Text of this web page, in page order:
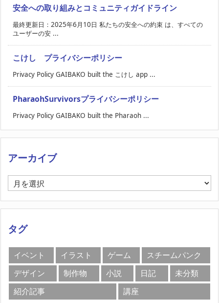
安全への取り組みとコミュニティガイドライン
最終更新日：2025年6月10日 私たちの安全への約束 は、すべての
ユーザーの安 ...
こけし プライバシーポリシー
Privacy Policy GAIBAKO built the こけし app ...
PharaohSurvivorsプライバシーポリシー
Privacy Policy GAIBAKO built the Pharaoh ...
アーカイブ
ア
ー
カ
ブ
タグ
イベント イラスト ゲーム
スチームパンク
デザイン
制作物 小説 日記
未分類
紹介記事
講座